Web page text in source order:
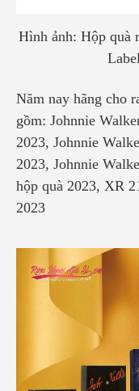
Hình ảnh: Hộp quà
Năm nay hãng cho
gồm: Johnnie
2023, Johnnie
2023, Johnnie
hộp quà 2023, XR
2023